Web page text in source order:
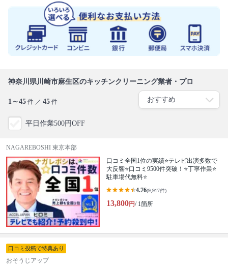
神奈川県川崎市麻生区のキッチンクリーニング業者・プロ
1～45 件 ／ 45 件
平日作業500円OFF
NAGAREBOSHI 東京本部
口コミ全国1位の実績⭐テレビ出演多数で
大反響⭐口コミ9500件突破！⭐丁寧作業⭐
駐車場代無料⭐
4.76(9,917件)
13,800円/ 1箇所
口コミ投稿で特典あり
おそうじアップ